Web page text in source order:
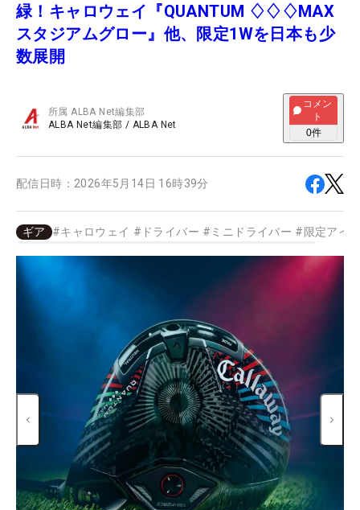
緑！キャロウェイ『QUANTUM ♢♢♢MAX
スタジアムグロー』他、限定1Wを日本も少
数展開
所属ALBA Net編集部
ALBA Net編集部 / ALBA Net
コメン
ト
0件
配信日時： 2026年5月14日 16時39分
ギア #キャロウェイ # ドライバー # ミニドライバー # 限定アイ